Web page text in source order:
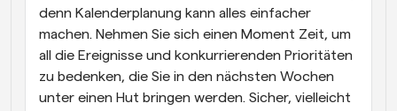
Treffen Sie sich in wenigen Minuten mit Kunden
Dynamische Gruppenlinks
Nahtlos Meetings mit mehreren Personen buchen
denn Kalenderplanung kann alles einfacher
machen. Nehmen Sie sich einen Moment Zeit, um
all die Ereignisse und konkurrierenden Prioritäten
zu bedenken, die Sie in den nächsten Wochen
unter einen Hut bringen werden. Sicher, vielleicht